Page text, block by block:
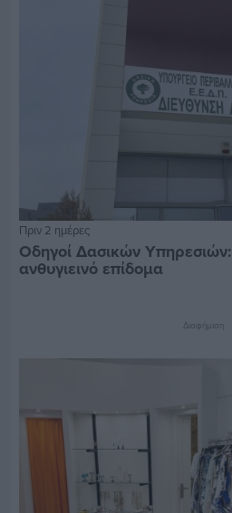
Πριν 2 ημέρες
Οδηγοί Δασικών
ανθυγιεινό επίδομα
Διαφήμιση